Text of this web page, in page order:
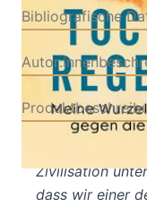
Bibliografische
»Wir sind
Zivilisation
dass wir einer